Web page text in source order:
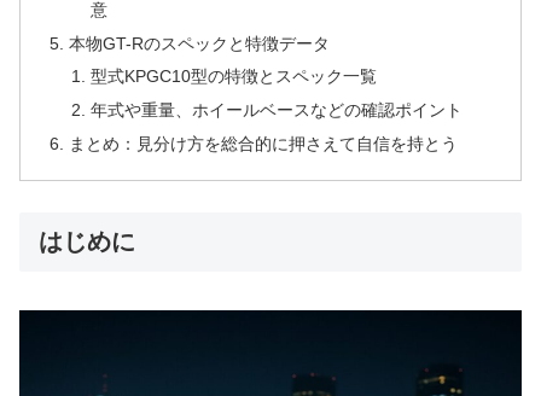
意
本物GT-Rのスペックと特徴データ
型式KPGC10型の特徴とスペック一覧
年式や重量、ホイールベースなどの確認ポイント
まとめ：見分け方を総合的に押さえて自信を持とう
はじめに